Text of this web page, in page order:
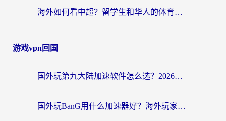
海外如何看中超？留学生和华人的体育赛事观看终极指南（附欧洲杯奥运会观看技巧）
游戏vpn回国
国外玩第九大陆加速软件怎么选？2026终极指南帮你告别延迟卡顿
国外玩BanG用什么加速器好？海外玩家亲测的国服游戏加速终极方案